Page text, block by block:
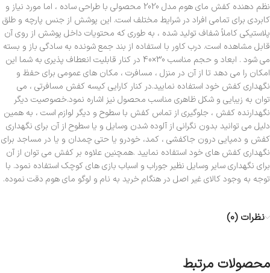
نظم دهنده کفش مای هوم مدل 2020 محصولی با طراحی ساده ، اما مورد نیاز و
کابردی برای تمامی افراد در شرایط مختلف است. این پوشش از جنس پارچه و طلق
پلاستیکی کاملاً شفاف تولید شده ، به طوری که محتویات داخل پوشش از روی آن
قابل مشاهده است. درب کاور با استفاده از بند جمع شونده به سادگی باز و بسته
می شود . ابعاد و حجم مناسب 30×40 در کنار قابلیت انعطاف پذیری به شما این
امکان را می دهد تا از آن در منزل ، مسافرت ، مکان های عمومی برای حفظ و
نگهداری کفش خود استفاده نمایید.در کنار کارایی کیسه کفش مسافرتی ، می
توان به زیبایی و شکل ظاهری مناسب محصول نیز اشاره نمود.خصوصیت دیگر
نگهدارنده کفش ، جلوگیری از تماس کفش با سطوح و دیگر لوازم است ، به همین
دلیل می توانید بدون نگرانی از آلوده شدن وسایل و یا سطوح از آن برای نگهداری
کفش و دمپایی درون جاکفشی ، کمد، خودرو یا حتی چمدان و یا در مساجد برای
نگهداری کفش ‌های خود استفاده نمایید .همچنین علاوه بر کفش می توان از آن
برای نگهداری سایر وسایل نظیر جوراب و اسباب بازی های کوچک استفاده نمود. با
توجه به وجود کالای غیر اصل در هنگام خرید به نام و لوگو مای هوم دقت نموده.
نظرات (0)
محصولات مرتبط